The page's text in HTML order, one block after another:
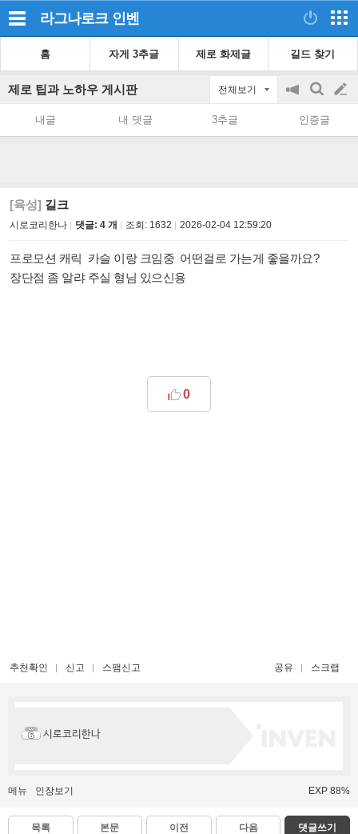
라그나로크 인벤
홈 자게 3추글 제로 화제글 길드 찾기
제로 팁과 노하우 게시판 전체보기
공
on/off
검
색
글
쓰
내글 내 댓글 3추글 인증글
[육성] 길크
시로코리한나 댓글: 4 개 조회: 1632 2026-02-04 12:59:20
프로모션 캐릭 카슬 이랑 크임중 어떤걸로 가는게 좋을까요?
장단점 좀 알랴 주실 형님 있으신용
0
추천확인 신고 스팸신고 공유 스크랩
시로코리한나
메뉴 인장보기 EXP 88%
목록 본문 이전 다음 댓글쓰기